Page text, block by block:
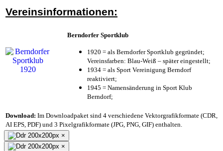
Vereinsinformationen:
Berndorfer Sportklub
1920 = als Berndorfer Sportklub gegründet;
Vereinsfarben: Blau-Weiß – später eingestellt;
1934 = als Sport Vereinigung Berndorf
reaktiviert;
1945 = Namensänderung in Sport Klub
Berndorf;
Download: Im Downloadpaket sind 4 verschiedene Vektorgrafikformate (CDR,
AI EPS, PDF) und 3 Pixelgrafikformate (JPG, PNG, GIF) enthalten.
×
×